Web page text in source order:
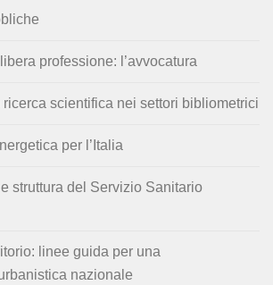
professione: l’avvocatura
ricerca scientifica nei settori bibliometrici
per l’Italia
struttura del Servizio Sanitario
linee guida per una
nazionale